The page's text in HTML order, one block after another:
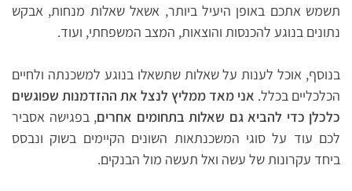
תשמש אתכם באופן היעיל ביותר, אשאל שאלות מנחות, אבקש
נתונים בנוגע להכנסות והוצאות, המצב המשפחתי, ועוד.
בנוסף, אוכל לענות על שאלות שתשאלו בנוגע למשכנתה ולחיים
הכלכליים בכלל. אני מאד ממליץ לנצל את ההזדמנות שפוגשים
כלכלן כדי להביא גם שאלות בתחומים אחרים, בפגישה אסביר
לכם עוד על סוגי המשכנתאות השונים הקיימים בשוק ונבסס
ביחד עקרונות של עשה ואל תעשה מול הבנקים.